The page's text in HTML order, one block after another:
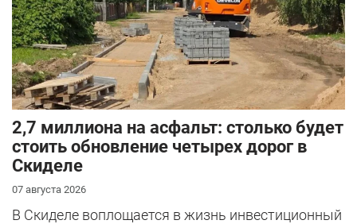
2,7 миллиона на асфальт: столько будет
стоить обновление четырех дорог в
Скиделе
07 августа 2026
В Скиделе воплощается в жизнь инвестиционный